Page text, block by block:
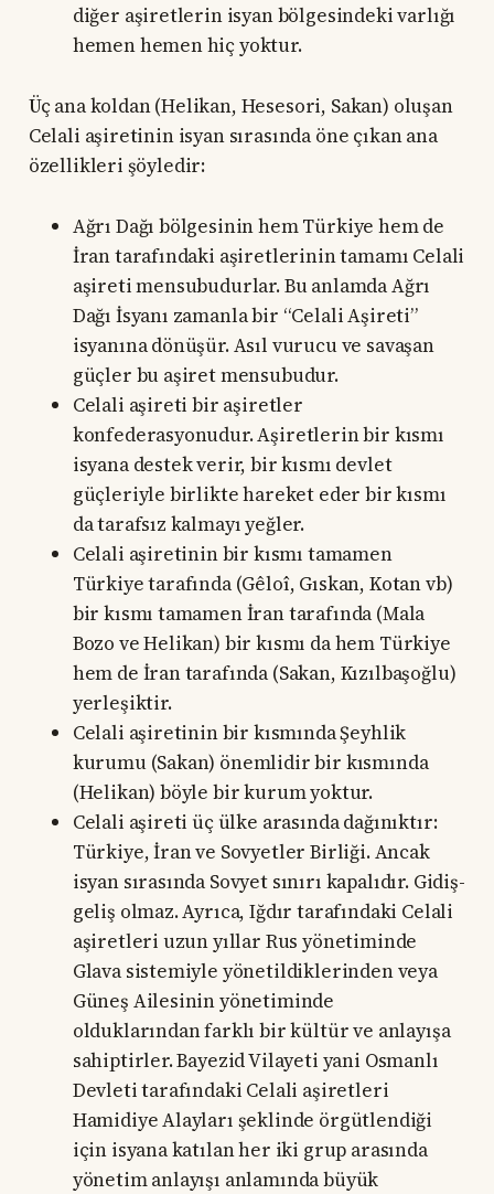
diğer aşiretlerin isyan bölgesindeki varlığı
hemen hemen hiç yoktur.
Üç ana koldan (Helikan, Hesesori, Sakan) oluşan
Celali aşiretinin isyan sırasında öne çıkan ana
özellikleri şöyledir:
Ağrı Dağı bölgesinin hem Türkiye hem de
İran tarafındaki aşiretlerinin tamamı Celali
aşireti mensubudurlar. Bu anlamda Ağrı
Dağı İsyanı zamanla bir “Celali Aşireti”
isyanına dönüşür. Asıl vurucu ve savaşan
güçler bu aşiret mensubudur.
Celali aşireti bir aşiretler
konfederasyonudur. Aşiretlerin bir kısmı
isyana destek verir, bir kısmı devlet
güçleriyle birlikte hareket eder bir kısmı
da tarafsız kalmayı yeğler.
Celali aşiretinin bir kısmı tamamen
Türkiye tarafında (Gêloî, Gıskan, Kotan vb)
bir kısmı tamamen İran tarafında (Mala
Bozo ve Helikan) bir kısmı da hem Türkiye
hem de İran tarafında (Sakan, Kızılbaşoğlu)
yerleşiktir.
Celali aşiretinin bir kısmında Şeyhlik
kurumu (Sakan) önemlidir bir kısmında
(Helikan) böyle bir kurum yoktur.
Celali aşireti üç ülke arasında dağınıktır:
Türkiye, İran ve Sovyetler Birliği. Ancak
isyan sırasında Sovyet sınırı kapalıdır. Gidiş-
geliş olmaz. Ayrıca, Iğdır tarafındaki Celali
aşiretleri uzun yıllar Rus yönetiminde
Glava sistemiyle yönetildiklerinden veya
Güneş Ailesinin yönetiminde
olduklarından farklı bir kültür ve anlayışa
sahiptirler. Bayezid Vilayeti yani Osmanlı
Devleti tarafındaki Celali aşiretleri
Hamidiye Alayları şeklinde örgütlendiği
için isyana katılan her iki grup arasında
yönetim anlayışı anlamında büyük